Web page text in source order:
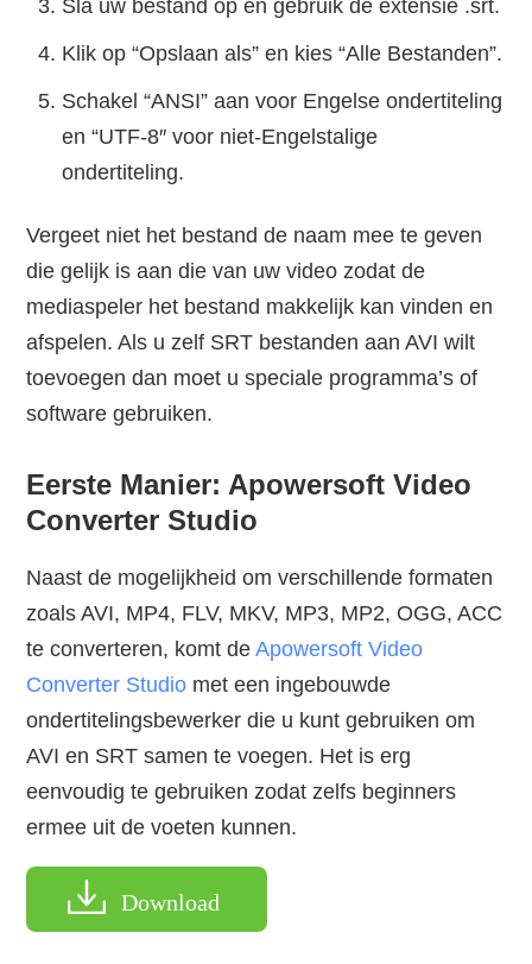
Sla uw bestand op en gebruik de extensie .srt.
Klik op “Opslaan als” en kies “Alle Bestanden”.
Schakel “ANSI” aan voor Engelse ondertiteling
en “UTF-8″ voor niet-Engelstalige
ondertiteling.
Vergeet niet het bestand de naam mee te geven
die gelijk is aan die van uw video zodat de
mediaspeler het bestand makkelijk kan vinden en
afspelen. Als u zelf SRT bestanden aan AVI wilt
toevoegen dan moet u speciale programma’s of
software gebruiken.
Eerste Manier: Apowersoft Video
Converter Studio
Naast de mogelijkheid om verschillende formaten
zoals AVI, MP4, FLV, MKV, MP3, MP2, OGG, ACC
te converteren, komt deApowersoft Video
Converter Studio met een ingebouwde
ondertitelingsbewerker die u kunt gebruiken om
AVI en SRT samen te voegen. Het is erg
eenvoudig te gebruiken zodat zelfs beginners
ermee uit de voeten kunnen.
Download